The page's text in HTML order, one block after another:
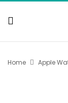
Home Apple